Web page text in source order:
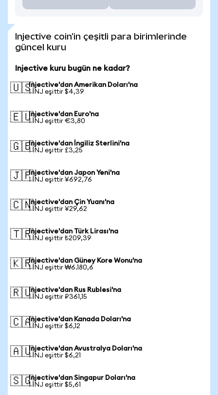
Injective coin'in çeşitli para birimlerinde
güncel kuru
Injective kuru bugün ne kadar?
🇺🇸Injective'dan Amerikan Doları'na
1 INJ eşittir $4,39
🇪🇺Injective'dan Euro'na
1 INJ eşittir €3,80
🇬🇧Injective'dan İngiliz Sterlini'na
1 INJ eşittir £3,25
🇯🇵Injective'dan Japon Yeni'na
1 INJ eşittir ¥692,76
🇨🇳Injective'dan Çin Yuanı'na
1 INJ eşittir ¥29,62
🇹🇷Injective'dan Türk Lirası'na
1 INJ eşittir ₺209,39
🇰🇷Injective'dan Güney Kore Wonu'na
1 INJ eşittir ₩6.180,6
🇷🇺Injective'dan Rus Rublesi'na
1 INJ eşittir ₽361,15
🇨🇦Injective'dan Kanada Doları'na
1 INJ eşittir $6,12
🇦🇺Injective'dan Avustralya Doları'na
1 INJ eşittir $6,21
🇸🇬Injective'dan Singapur Doları'na
1 INJ eşittir $5,61